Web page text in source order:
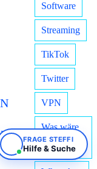
News
Software
Streaming
TikTok
Twitter
VPN
Was wäre
wenn..
FRAGE STEFFI
Hilfe & Suche